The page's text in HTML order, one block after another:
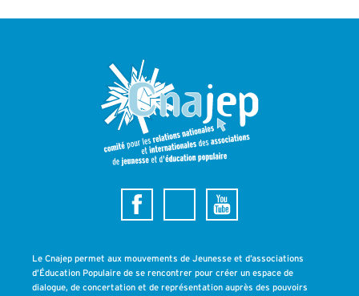
Le Cnajep permet aux mouvements de Jeunesse et d’associations
d’Éducation Populaire de se rencontrer pour créer un espace de
dialogue, de concertation et de représentation auprès des pouvoirs